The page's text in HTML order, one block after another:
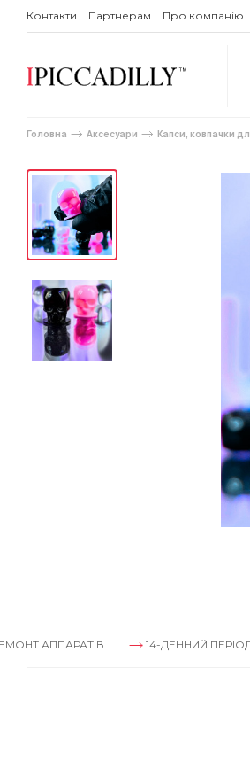
Контакти Партнерам Про компанію
Головна Аксесуари Капси, ковпачки
14-ДЕННИЙ ПЕРІОД